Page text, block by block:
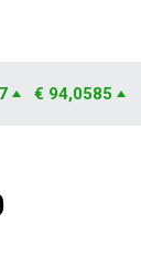
€ 94,0585